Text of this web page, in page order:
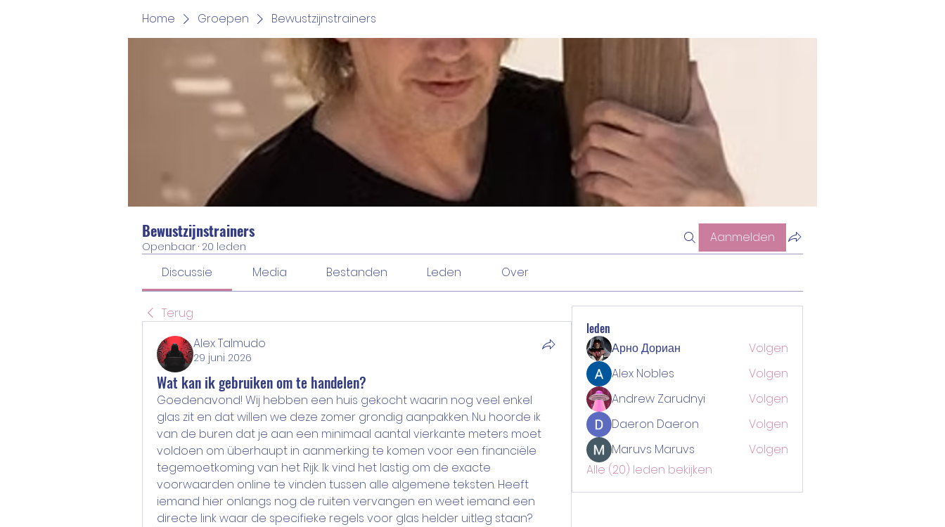
Home Groepen Bewustzijnstrainers
Bewustzijnstrainers
Openbaar · 20 leden
Aanmelden
Discussie Media Bestanden Leden Over
Terug
Alex Talmudo
29 juni 2026
Wat kan ik gebruiken om te handelen?
Goedenavond! Wij hebben een huis gekocht waarin nog veel enkel
glas zit en dat willen we deze zomer grondig aanpakken. Nu hoorde ik
van de buren dat je aan een minimaal aantal vierkante meters moet
voldoen om überhaupt in aanmerking te komen voor een financiële
tegemoetkoming van het Rijk. Ik vind het lastig om de exacte
voorwaarden online te vinden tussen alle algemene teksten. Heeft
iemand hier onlangs nog de ruiten vervangen en weet iemand een
directe link waar de specifieke regels voor glas helder uitleg staan?
leden
Арно Дориан
Volgen
Alex Nobles
Volgen
Andrew Zarudnyi
Volgen
Daeron Daeron
Volgen
Maruvs Maruvs
Volgen
Alle (20) leden bekijken